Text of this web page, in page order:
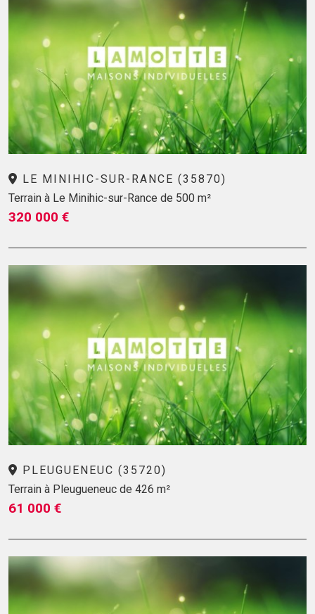
LE MINIHIC-SUR-RANCE (35870)
Terrain à Le Minihic-sur-Rance de 500 m²
320 000 €
PLEUGUENEUC (35720)
Terrain à Pleugueneuc de 426 m²
61 000 €